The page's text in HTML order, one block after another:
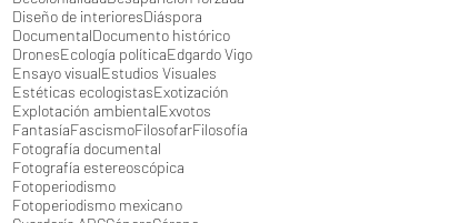
Diseño de interioresDiáspora
DocumentalDocumento histórico
DronesEcología políticaEdgardo Vigo
Ensayo visualEstudios Visuales
Estéticas ecologistasExotización
Explotación ambientalExvotos
FantasíaFascismoFilosofarFilosofía
Fotografía documental
Fotografía estereoscópica
Fotoperiodismo
Fotoperiodismo mexicano